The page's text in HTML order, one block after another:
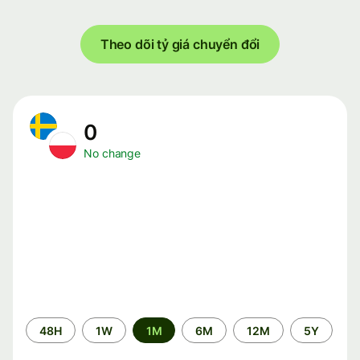
Theo dõi tỷ giá chuyển đổi
0
No change
Time
period
48H 1W 1M 6M 12M 5Y